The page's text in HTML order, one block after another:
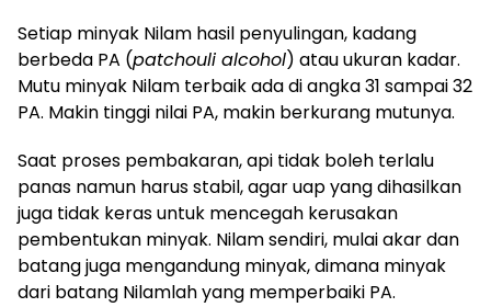
Setiap minyak Nilam hasil penyulingan, kadang
berbeda PA (patchouli alcohol) atau ukuran kadar.
Mutu minyak Nilam terbaik ada di angka 31 sampai 32
PA. Makin tinggi nilai PA, makin berkurang mutunya.
Saat proses pembakaran, api tidak boleh terlalu
panas namun harus stabil, agar uap yang dihasilkan
juga tidak keras untuk mencegah kerusakan
pembentukan minyak. Nilam sendiri, mulai akar dan
batang juga mengandung minyak, dimana minyak
dari batang Nilamlah yang memperbaiki PA.